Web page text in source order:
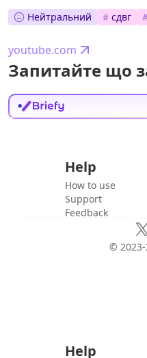
Нейтральний # сдвг
youtube.com
Запитайте що
Help
How to use
Support
Feedback
© 2023-
Help